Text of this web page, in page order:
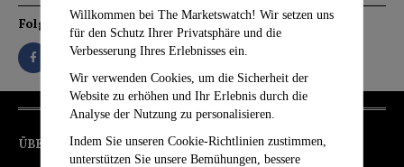
Folgen Sie
ÜBER UNS
Willkommen bei The Marketswatch! Wir setzen uns
für den Schutz Ihrer Privatsphäre und die
Verbesserung Ihres Erlebnisses ein.
Wir verwenden Cookies, um die Sicherheit der
Website zu erhöhen und Ihr Erlebnis durch die
Analyse der Nutzung zu personalisieren.
Indem Sie unseren Cookie-Richtlinien zustimmen,
unterstützen Sie unsere Bemühungen, bessere